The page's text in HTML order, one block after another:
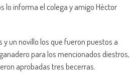
lo informa el colega y amigo Héctor
y un novillo los que fueron puestos a
para los mencionados diestros,
aprobadas tres becerras.